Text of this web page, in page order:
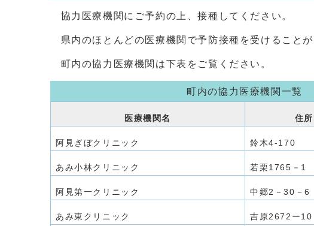
協力医療機関にご予約の上、接種してください。
県内のほとんどの医療機関で予防接種を受けること
町内の協力医療機関は下表をご覧ください。
町内の協力医療機関一覧
医療機関名 住所
阿見ぎぼクリニック 鈴木4-170
あみ小林クリニック 若栗1765－1
阿見第一クリニック 中郷2－30－6
あみ東クリニック 吉原2672ー10